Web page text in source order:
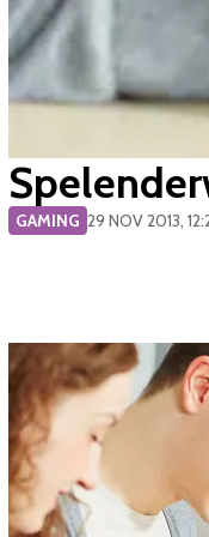
GAMING 29 NOV 2013,